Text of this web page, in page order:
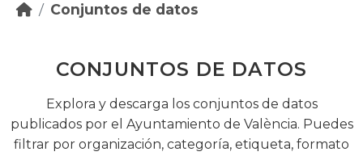
Conjuntos de datos
CONJUNTOS DE DATOS
Explora y descarga los conjuntos de datos
publicados por el Ayuntamiento de València. Puedes
filtrar por organización, categoría, etiqueta, formato